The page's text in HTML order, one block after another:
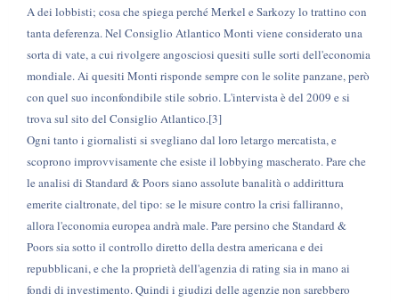
A dei lobbisti; cosa che spiega perché Merkel e Sarkozy lo trattino con
tanta deferenza. Nel Consiglio Atlantico Monti viene considerato una
sorta di vate, a cui rivolgere angosciosi quesiti sulle sorti dell'economia
mondiale. Ai quesiti Monti risponde sempre con le solite panzane, però
con quel suo inconfondibile stile sobrio. L'intervista è del 2009 e si
trova sul sito del Consiglio Atlantico.[3]
Ogni tanto i giornalisti si svegliano dal loro letargo mercatista, e
scoprono improvvisamente che esiste il lobbying mascherato. Pare che
le analisi di Standard & Poors siano assolute banalità o addirittura
emerite cialtronate, del tipo: se le misure contro la crisi falliranno,
allora l'economia europea andrà male. Pare persino che Standard &
Poors sia sotto il controllo diretto della destra americana e dei
repubblicani, e che la proprietà dell'agenzia di rating sia in mano ai
fondi di investimento. Quindi i giudizi delle agenzie non sarebbero